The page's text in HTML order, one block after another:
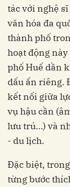
tác với nghệ
văn hóa đa
thành phố
hoạt động
phố Huế dần
dấu ấn riêng.
kết nối giữa
vụ hậu cần
lưu trú…) và
- du lịch.
Đặc biệt,
từng bước